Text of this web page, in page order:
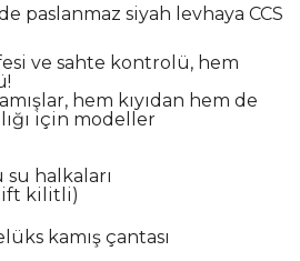
paslanmaz siyah levhaya CCS
ve sahte kontrolü, hem
hem kıyıdan hem de
için modeller
su halkaları
kilitli)
kamış çantası